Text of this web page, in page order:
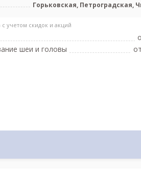
Горьковская, Петроградская,
с учетом скидок и акций
шеи и головы